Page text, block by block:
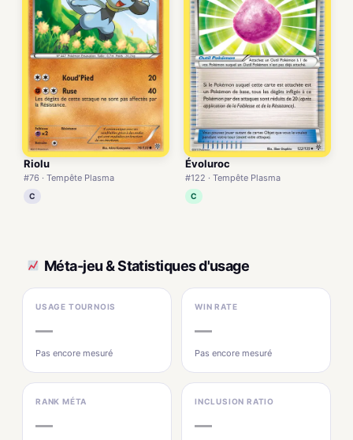
Riolu
#76 · Tempête Plasma
C
Évoluroc
#122 · Tempête Plasma
C
Méta-jeu & Statistiques d'usage
USAGE TOURNOIS
—
Pas encore mesuré
WIN RATE
—
Pas encore mesuré
RANK MÉTA
—
INCLUSION RATIO
—